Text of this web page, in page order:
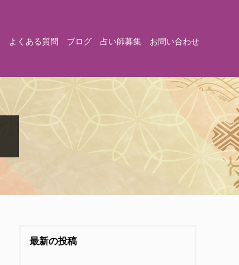
よくある質問 ブログ 占い師募集 お問い合わせ
最新の投稿